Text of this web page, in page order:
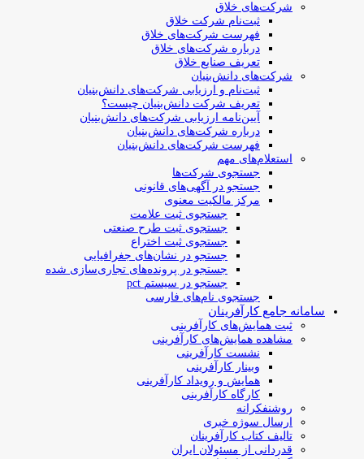
شرکت‌های خلاق
ثبت‌نام شرکت خلاق
فهرست شرکت‌های خلاق
درباره شرکت‌های خلاق
تعریف صنایع خلاق
شرکت‌های دانش‌بنیان
ثبت‌نام و ارزیابی شرکت‌های دانش‌بنیان
تعریف شرکت دانش‌بنیان چیست؟
آیین‌نامه ارزیابی شرکت‌های دانش‌بنیان
درباره شرکت‌های دانش‌بنیان
فهرست شرکت‌های دانش‌بنیان
استعلام‌های مهم
جستجوی شرکت‌ها
جستجو در آگهی‌های قانونی
مرکز مالکیت معنوی
جستجوی ثبت علامت
جستجوی ثبت طرح صنعتی
جستجوی ثبت اختراع
جستجو در نشان‌های جغرافیایی
جستجو در پرونده‌های تجاری‌سازی شده
جستجو در سیستم pct
جستجوی نام‌های فارسی
سامانه جامع کارآفرینان
ثبت همایش‌های کارآفرینی
مشاهده همایش‌های کارآفرینی
نشست کارآفرینی
وبینار کارآفرینی
همایش و رویداد کارآفرینی
کارگاه کارآفرینی
روشنفکرانه
ارسال سوژه‌ خبری
تالیف کتاب کارآفرینان
قدردانی از مسئولان ایران